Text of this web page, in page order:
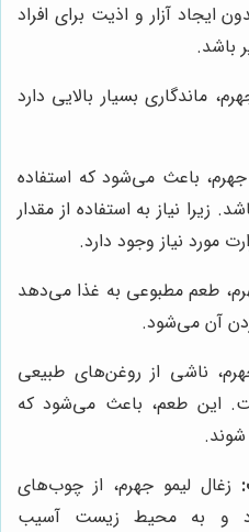
ایجاد آزار و اذیت برای افراد
باشد.
ماندگاری بسیار بالایی دارد
جهرم، باعث می‌شود که استفاده
زیرا نیاز به استفاده از مقدار
مورد نیاز وجود دارد.
طعم مطبوعی به غذا می‌دهد
آن می‌شود.
ناشی از روغن‌های طبیعی
این طعم، باعث می‌شود که
شوند.
زغال لیمو جهرم، از چوب‌های
و به محیط زیست آسیب